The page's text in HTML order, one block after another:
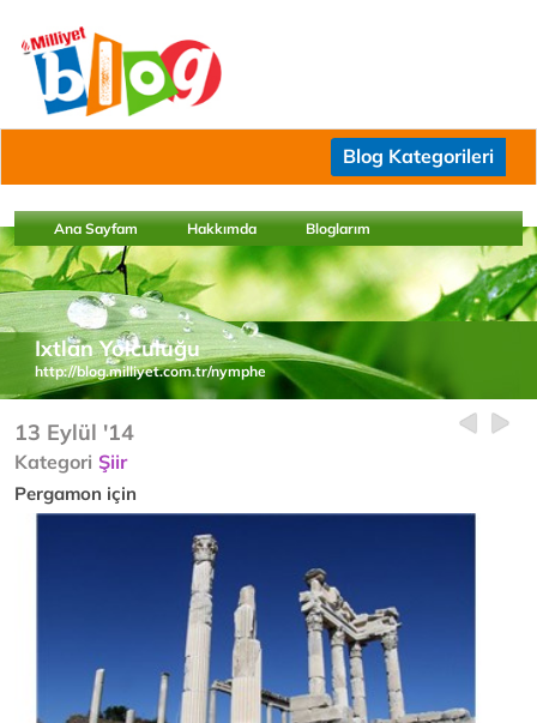
Blog Kategorileri
Ana Sayfam Hakkımda Bloglarım
Ixtlan Yolculuğu
http://blog.milliyet.com.tr/nymphe
13 Eylül '14
Kategori Şiir
Pergamon için